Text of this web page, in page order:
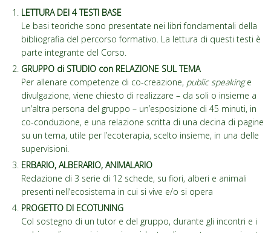
LETTURA DEI 4 TESTI BASE
Le basi teoriche sono presentate nei libri fondamentali della
bibliografia del percorso formativo. La lettura di questi testi è
parte integrante del Corso.
GRUPPO di STUDIO con RELAZIONE SUL TEMA
Per allenare competenze di co-creazione, public speakinge
divulgazione, viene chiesto di realizzare – da soli o insieme a
un’altra persona del gruppo – un’esposizione di 45 minuti, in
co-conduzione, e una relazione scritta di una decina di pagine
su un tema, utile per l’ecoterapia, scelto insieme, in una delle
supervisioni.
ERBARIO, ALBERARIO, ANIMALARIO
Redazione di 3 serie di 12 schede, su fiori, alberi e animali
presenti nell’ecosistema in cui si vive e/o si opera
PROGETTO DI ECOTUNING
Col sostegno di un tutor e del gruppo, durante gli incontri e i